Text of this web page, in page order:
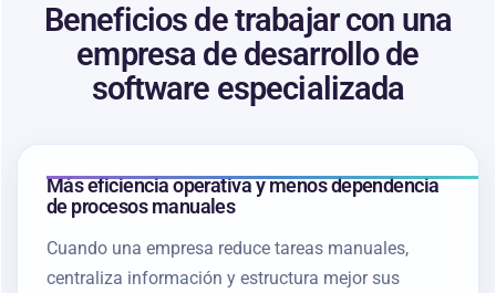
Beneficios de trabajar con una
empresa de desarrollo de
software especializada
Más eficiencia operativa y menos dependencia
de procesos manuales
Cuando una empresa reduce tareas manuales,
centraliza información y estructura mejor sus